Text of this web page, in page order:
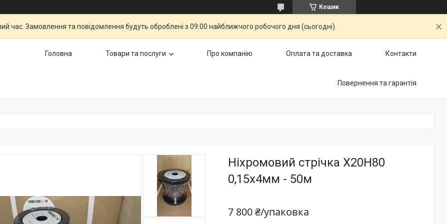
Кошик
час. Замовлення та повідомлення будуть оброблені з 09:00 найближчого робочого дня (сьогодні).
Головна Товари та послуги Про компанію Оплата та доставка Контакти
Повернення та гарантія
Ніхромовий стрічка Х20Н80
0,15х4мм - 50м
7 800 ₴/упаковка